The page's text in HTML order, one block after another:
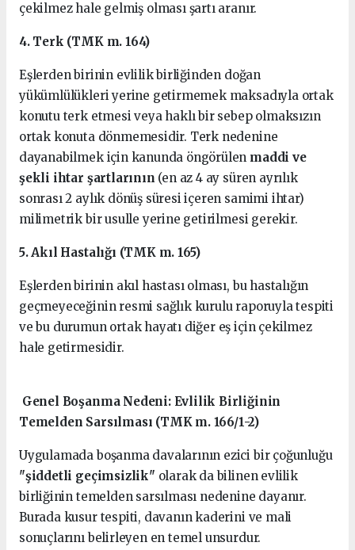
çekilmez hale gelmiş olması şartı aranır.
4. Terk (TMK m. 164)
Eşlerden birinin evlilik birliğinden doğan
yükümlülükleri yerine getirmemek maksadıyla ortak
konutu terk etmesi veya haklı bir sebep olmaksızın
ortak konuta dönmemesidir. Terk nedenine
dayanabilmek için kanunda öngörülen maddi ve
şekli ihtar şartlarının (en az 4 ay süren ayrılık
sonrası 2 aylık dönüş süresi içeren samimi ihtar)
milimetrik bir usulle yerine getirilmesi gerekir.
5. Akıl Hastalığı (TMK m. 165)
Eşlerden birinin akıl hastası olması, bu hastalığın
geçmeyeceğinin resmi sağlık kurulu raporuyla tespiti
ve bu durumun ortak hayatı diğer eş için çekilmez
hale getirmesidir.
Genel Boşanma Nedeni: Evlilik Birliğinin
Temelden Sarsılması (TMK m. 166/1-2)
Uygulamada boşanma davalarının ezici bir çoğunluğu
"şiddetli geçimsizlik" olarak da bilinen evlilik
birliğinin temelden sarsılması nedenine dayanır.
Burada kusur tespiti, davanın kaderini ve mali
sonuçlarını belirleyen en temel unsurdur.